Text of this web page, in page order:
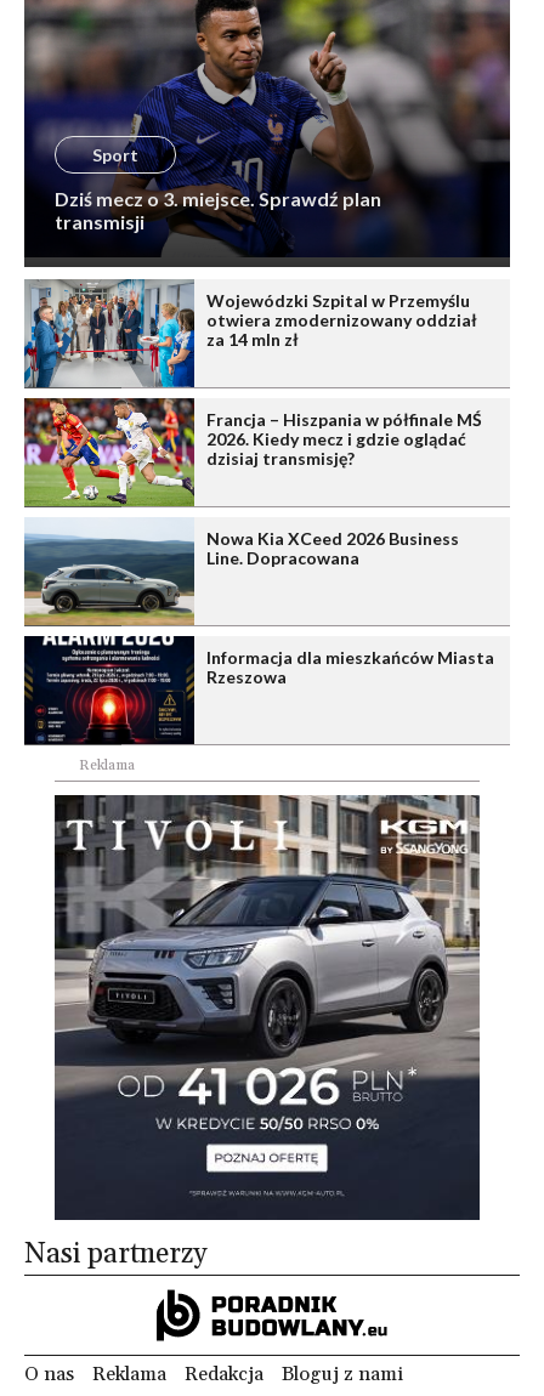
Sport
Dziś mecz o 3. miejsce. Sprawdź plan
transmisji
Wojewódzki Szpital w Przemyślu
otwiera zmodernizowany oddział
za 14 mln zł
Francja – Hiszpania w półfinale MŚ
2026. Kiedy mecz i gdzie oglądać
dzisiaj transmisję?
Nowa Kia XCeed 2026 Business
Line. Dopracowana
Informacja dla mieszkańców Miasta
Rzeszowa
Reklama
Nasi partnerzy
O nas Reklama Redakcja Bloguj z nami